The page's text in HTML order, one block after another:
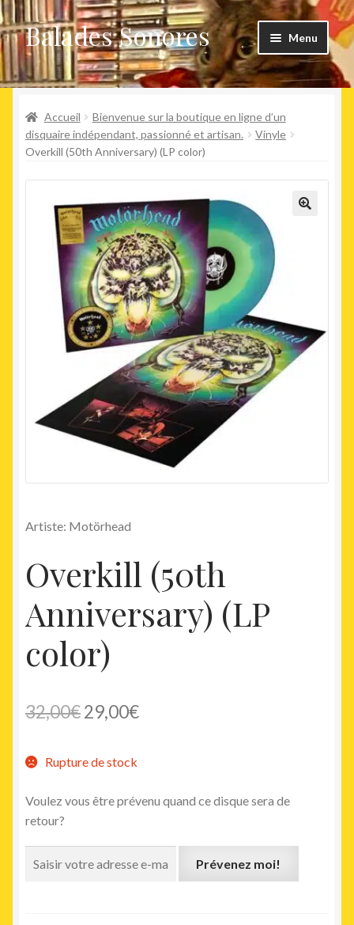
Aller
à
la
navigation
Aller
au
contenu
Balades Sonores Menu
Boutique
Nouveaux arrivages
Précommandes
Agenda
Accueil
Bienvenue sur la boutique en ligne d’un
disquaire indépendant, passionné et artisan.
Vinyle
Overkill (50th Anniversary) (LP color)
Artiste: Motörhead
Overkill (50th
Anniversary) (LP
color)
32,00€Le
initial
était :
29,00€Le
est :
Rupture de stock
Voulez vous être prévenu quand ce disque sera de
retour?
Prévenez moi!